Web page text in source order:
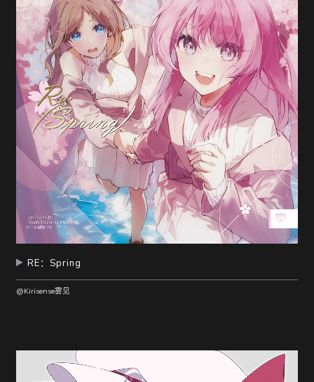
RE：Spring
@Kirisense雾见